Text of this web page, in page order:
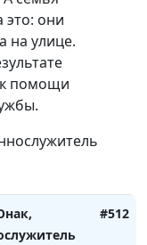
они
на улице.
помощи
#512